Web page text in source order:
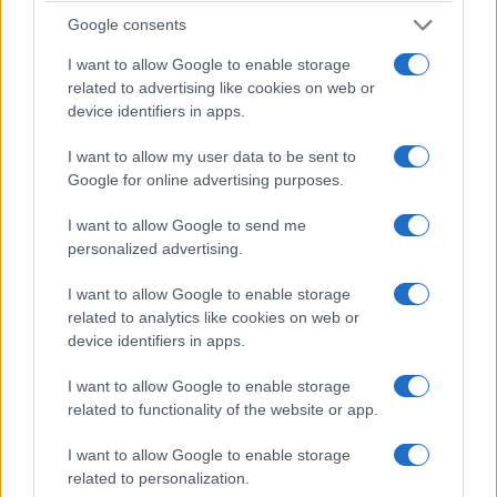
Google consents
I want to allow Google to enable storage
related to advertising like cookies on web or
device identifiers in apps.
I want to allow my user data to be sent to
Google for online advertising purposes.
I want to allow Google to send me
personalized advertising.
I want to allow Google to enable storage
related to analytics like cookies on web or
device identifiers in apps.
I want to allow Google to enable storage
related to functionality of the website or app.
I want to allow Google to enable storage
related to personalization.
considerable lago Champlain: 514 millas
sobre la frontera con la vecina Quebec,
Canadá. Si nada más, esta ubicación junto al lago
naturalmente, el lago Champlain es perfecto
simplemente para sumergir los dedos de los pies
en el agua en la playa, todo lo que se disfruta
mejor en los meses de verano, por supuesto.
En particular, esta ciudad alberga el Museo
Shelburne, un gran espacio lleno de todo, desde
pinturas impresionistas hasta curiosidades
americanas. Aquí incluso puede explorar un
barco de vapor histórico, uno de los dos únicos